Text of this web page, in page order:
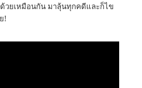
ยเหมือนกัน มาลุ้นทุกคดีและก็ไข
!